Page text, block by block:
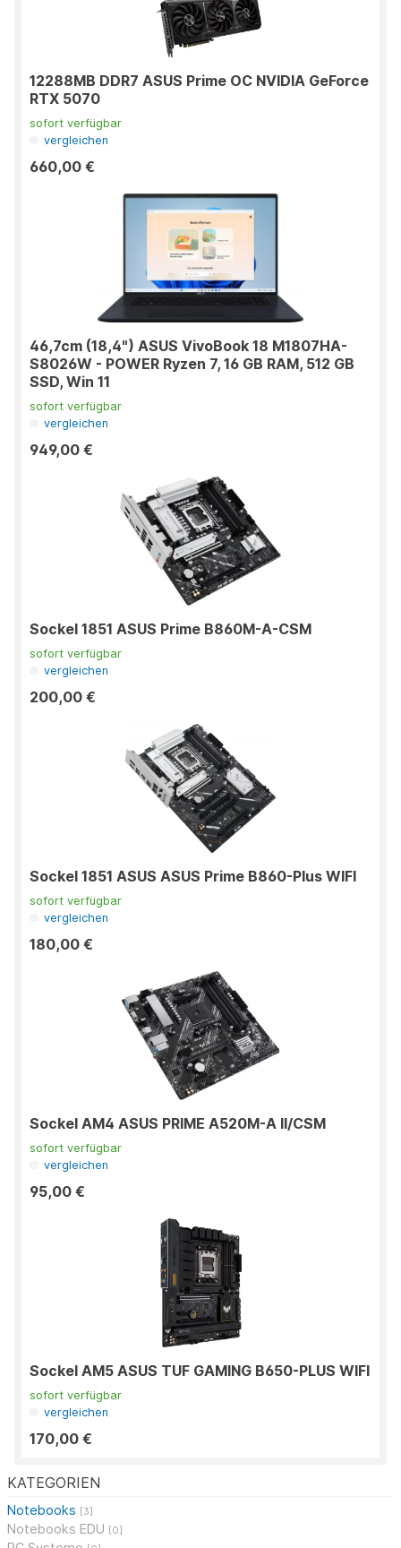
KATEGORIEN
Notebooks [3]
Notebooks EDU [0]
12288MB DDR7 ASUS Prime OC NVIDIA GeForce
RTX 5070
sofort verfügbar
vergleichen
660,00 €
46,7cm (18,4") ASUS VivoBook 18 M1807HA-
S8026W - POWER Ryzen 7, 16 GB RAM, 512 GB
SSD, Win 11
sofort verfügbar
vergleichen
949,00 €
Sockel 1851 ASUS Prime B860M-A-CSM
sofort verfügbar
vergleichen
200,00 €
Sockel 1851 ASUS ASUS Prime B860-Plus WIFI
sofort verfügbar
vergleichen
180,00 €
Sockel AM4 ASUS PRIME A520M-A II/CSM
sofort verfügbar
vergleichen
95,00 €
Sockel AM5 ASUS TUF GAMING B650-PLUS WIFI
sofort verfügbar
vergleichen
170,00 €